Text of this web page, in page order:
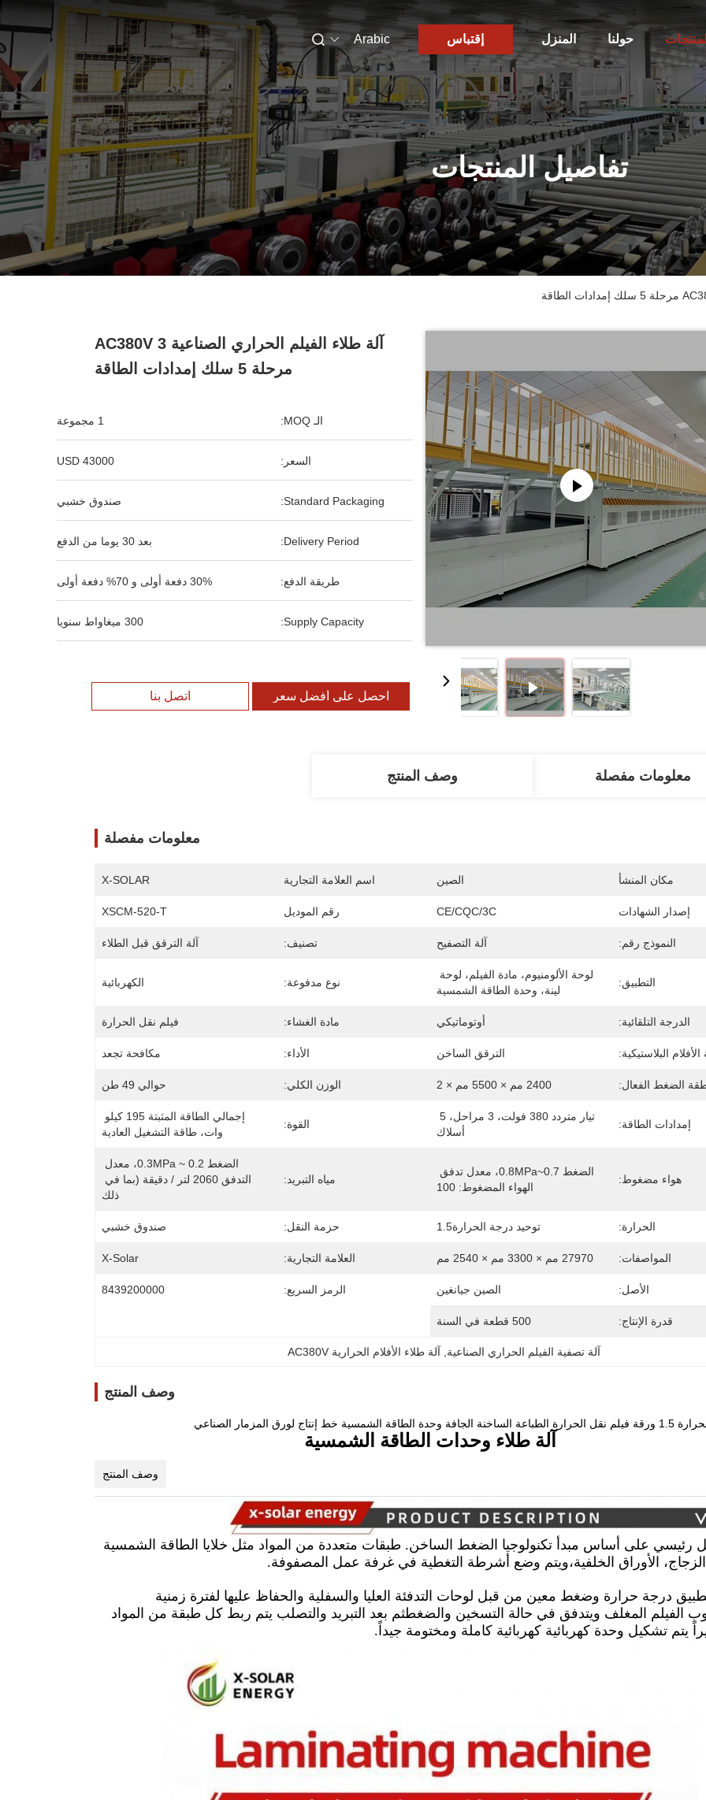
المنزل حولنا المنتجات إقتباس Arabic
تفاصيل المنتجات
آلة طلاء الفيلم الحراري الصناعية AC380V 3
مرحلة 5 سلك إمدادات الطاقة
الـ MOQ: 1 مجموعة
السعر: 43000 USD
Standard Packaging: صندوق خشبي
Delivery Period: بعد 30 يوما من الدفع
طريقة الدفع: 30% دفعة أولى و 70% دفعة أولى
Supply Capacity: 300 ميغاواط سنويا
احصل على أفضل سعر اتصل بنا
معلومات مفصلة وصف المنتج
معلومات مفصلة
مكان المنشأ الصين اسم العلامة التجارية X-SOLAR
إصدار الشهادات CE/CQC/3C رقم الموديل XSCM-520-T
النموذج رقم: آلة التصفيح تصنيف: آلة الترقق قبل الطلاء
التطبيق:
لينة، وحدة الطاقة الشمسية
نوع مدفوعة: الكهربائية
الدرجة التلقائية: أوتوماتيكي مادة الغشاء: فيلم نقل الحرارة
البلاستيكية: الترقق الساخن الأداء: مكافحة تجعد
الضغط الفعال: 2400 مم × 5500 مم × 2 الوزن الكلي: حوالي 49 طن
إمدادات الطاقة:
أسلاك
القوة:
وات، طاقة التشغيل العادية
هواء مضغوط:
الهواء المضغوط: 100
مياه التبريد:
ذلك
الحرارة: توحيد درجة الحرارة1.5 حزمة النقل: صندوق خشبي
المواصفات: 27970 مم × 3300 مم × 2540 مم العلامة التجارية: X-Solar
الأصل: الصين جيانغين الرمز السريع: 8439200000
قدرة الإنتاج: 500 قطعة في السنة
آلة تصفية الفيلم الحراري الصناعية آلة طلاء الأفلام الحرارية AC380V
وصف المنتج
خط إنتاج لورق المزمار الصناعي
آلة طلاء وحدات الطاقة الشمسية
وصف المنتج
رئيسي على أساس مبدأ تكنولوجيا الضغط الساخن. طبقات متعددة من المواد مثل خلايا الطاقة الشمسية
الزجاج، الأوراق الخلفية،ويتم وضع أشرطة التغطية في غرفة عمل المصفوفة.
درجة حرارة وضغط معين من قبل لوحات التدفئة العليا والسفلية والحفاظ عليها لفترة زمنية
الفيلم المغلف ويتدفق في حالة التسخين والضغطثم بعد التبريد والتصلب يتم ربط كل طبقة من المواد
يتم تشكيل وحدة كهربائية كهربائية كاملة ومختومة جيداً.